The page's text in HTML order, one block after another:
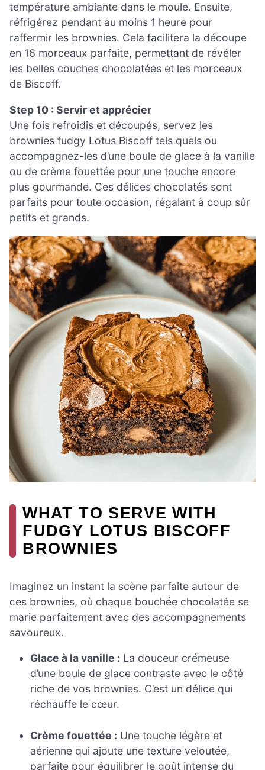
température ambiante dans le moule. Ensuite,
réfrigérez pendant au moins 1 heure pour
raffermir les brownies. Cela facilitera la découpe
en 16 morceaux parfaite, permettant de révéler
les belles couches chocolatées et les morceaux
de Biscoff.
Step 10 : Servir et apprécier
Une fois refroidis et découpés, servez les
brownies fudgy Lotus Biscoff tels quels ou
accompagnez-les d’une boule de glace à la vanille
ou de crème fouettée pour une touche encore
plus gourmande. Ces délices chocolatés sont
parfaits pour toute occasion, régalant à coup sûr
petits et grands.
WHAT TO SERVE WITH
FUDGY LOTUS BISCOFF
BROWNIES
Imaginez un instant la scène parfaite autour de
ces brownies, où chaque bouchée chocolatée se
marie parfaitement avec des accompagnements
savoureux.
Glace à la vanille : La douceur crémeuse
d’une boule de glace contraste avec le côté
riche de vos brownies. C’est un délice qui
réchauffe le cœur.
Crème fouettée : Une touche légère et
aérienne qui ajoute une texture veloutée,
parfaite pour équilibrer le goût intense du